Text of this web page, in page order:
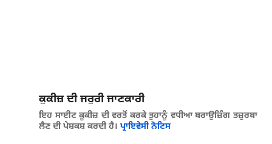
ਕੂਕੀਜ਼ ਦੀ ਜਰੂਰੀ ਜਾਣਕਾਰੀ
ਇਹ ਸਾਈਟ ਕੂਕੀਜ਼ ਦੀ ਵਰਤੋਂ ਕਰਕੇ ਤੁਹਾਨੂੰ ਵਧੀਆ ਬਰਾਉਜ਼ਿੰਗ ਤਜ਼ੁਰਬਾ
ਲੈਣ ਦੀ ਪੇਸ਼ਕਸ਼ ਕਰਦੀ ਹੈ।ਪ੍ਰਾਇਵੇਸੀ ਨੋਟਿਸ